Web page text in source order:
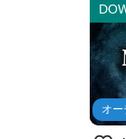
オー